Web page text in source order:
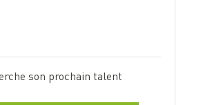
son prochain talent